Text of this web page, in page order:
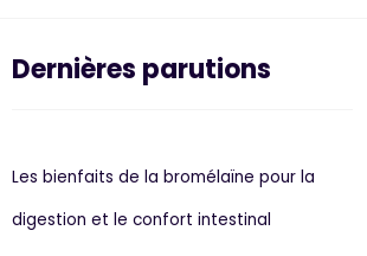
Dernières parutions
Les bienfaits de la bromélaïne pour la
digestion et le confort intestinal